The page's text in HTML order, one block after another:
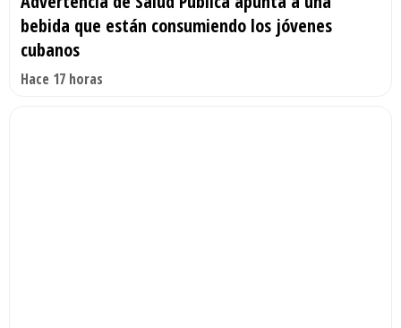
bebida que están consumiendo los jóvenes
cubanos
Hace 17 horas